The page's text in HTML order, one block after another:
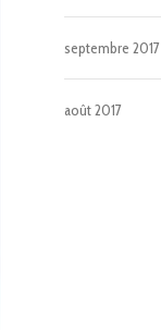
septembre 2017
août 2017